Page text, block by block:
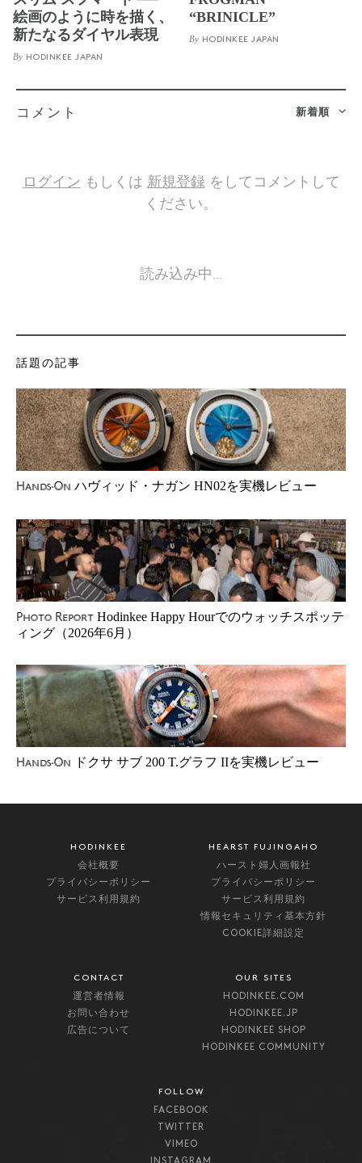
絵画のように時を描く、
新たなるダイヤル表現
By HODINKEE JAPAN
“BRINICLE”
By HODINKEE JAPAN
新着順
コメント
ログイン もしくは 新規登録をしてコメントして
ください。
読み込み中…
話題の記事
Hands-On ハヴィッド・ナガン HN02を実機レビュー
Photo Report Hodinkee Happy Hourでのウォッチスポッテ
ィング（2026年6月）
Hands-On ドクサ サブ 200 T.グラフ IIを実機レビュー
HODINKEE
会社概要
プライバシーポリシー
サービス利用規約
HEARST FUJINGAHO
ハースト婦人画報社
プライバシーポリシー
サービス利用規約
情報セキュリティ基本方針
COOKIE詳細設定
CONTACT
運営者情報
お問い合わせ
広告について
OUR SITES
HODINKEE.COM
HODINKEE.JP
HODINKEE SHOP
HODINKEE COMMUNITY
FOLLOW
FACEBOOK
TWITTER
VIMEO